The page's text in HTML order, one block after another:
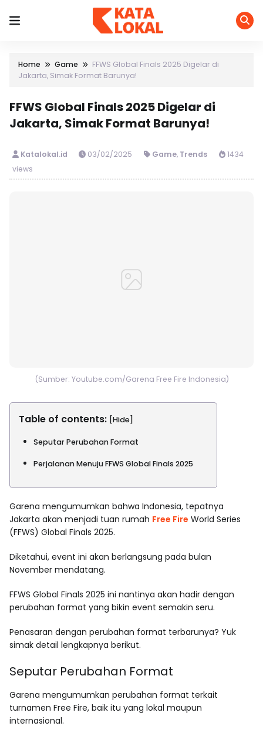
Home Game
FFWS Global Finals 2025 Digelar di
Jakarta, Simak Format Barunya!
FFWS Global Finals 2025 Digelar di
Jakarta, Simak Format Barunya!
Katalokal.id 03/02/2025 Game, Trends
1434
views
(Sumber: Youtube.com/Garena Free Fire Indonesia)
Table of contents: [Hide]
Seputar Perubahan Format
Perjalanan Menuju FFWS Global Finals 2025
Garena mengumumkan bahwa Indonesia, tepatnya
Jakarta akan menjadi tuan rumah Free Fire World Series
(FFWS) Global Finals 2025.
Diketahui, event ini akan berlangsung pada bulan
November mendatang.
FFWS Global Finals 2025 ini nantinya akan hadir dengan
perubahan format yang bikin event semakin seru.
Penasaran dengan perubahan format terbarunya? Yuk
simak detail lengkapnya berikut.
Seputar Perubahan Format
Garena mengumumkan perubahan format terkait
turnamen Free Fire, baik itu yang lokal maupun
internasional.